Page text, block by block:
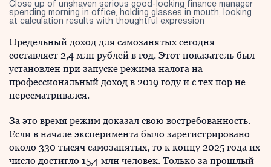
Close up of unshaven serious good-looking finance manager
spending morning in office, holding glasses in mouth, looking
at calculation results with thoughtful expression
Предельный доход для самозанятых сегодня
составляет 2,4 млн рублей в год. Этот показатель был
установлен при запуске режима налога на
профессиональный доход в 2019 году и с тех пор не
пересматривался.
За это время режим доказал свою востребованность.
Если в начале эксперимента было зарегистрировано
около 330 тысяч самозанятых, то к концу 2025 года их
число достигло 15,4 млн человек. Только за прошлый